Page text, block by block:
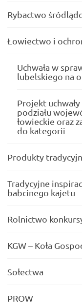
Rybactwo
Łowiectwo i
Uchwała w
lubelskiego na
Projekt
podziału
łowieckie oraz
do kategorii
Produkty
Tradycyjne
babcinego kajetu
Rolnictwo
KGW – Koła
Sołectwa
PROW